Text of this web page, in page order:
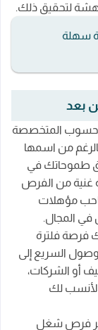
لتحقيق ذلك.
سهلة
حسوب المتخصصة
من اسمها
طموحاتك في
غنية من الفرص
مؤهلات
في المجال.
فرصة فلترة
السريع إلى
أو الشركات،
الأنسب لك
فرص شغل